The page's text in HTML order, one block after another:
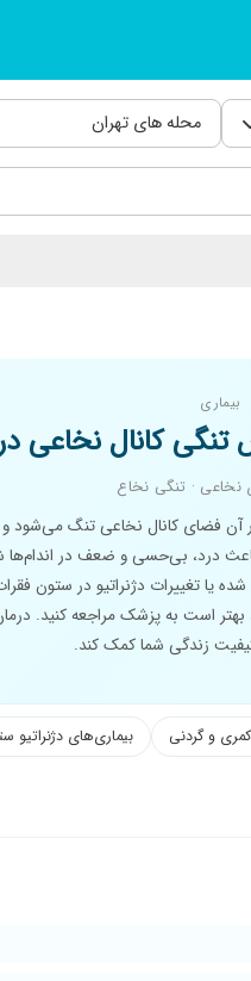
محله های تهران
بیماری
کانال نخاعی در
نخاعی · تنگی نخاع
آن فضای کانال نخاعی تنگ می‌شود و
درد، بی‌حسی و ضعف در اندام‌ها
یا تغییرات دژنراتیو در ستون
است به پزشک مراجعه کنید.
زندگی شما کمک کند.
و گردنی بیماری‌های دژنراتیو